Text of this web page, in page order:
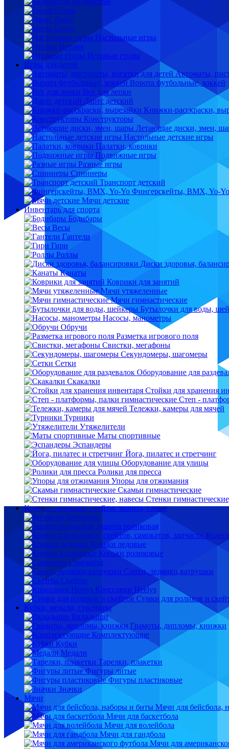
Гольф
Дартс
Бочча
Настольные игры
Петанк
Игровые столы
Игры для детей
Автоматы,
Ворота футбольные, хоккей
Все для лепки
Дартс детский
Книжки-расскраски,
Конструкторы
Летающие диски, змеи,
Настольные детские игры
Палатки, коврики
Подвижные игры
Разные игры
Спиннеры
Транспорт детский
Фингерскейты, BMX, Yo-Yo
Мячи детские
Инвентарь для спорта
Бодибары
Весы
Гантели
Гири
Роллы
Диски здоровья,
Канаты
Коврики для занятий
Мячи утяжеленные
Мячи гимнастические
Бутылочки для воды,
Насосы, манометры
Обручи
Разметка игрового поля
Свистки, мегафоны
Секундомеры, шагомеры
Сетки
Оборудование для
Скакалки
Стойки для хранения
Степ -
Тележки, камеры для мячей
Турники
Утяжелители
Маты спортивные
Эспандеры
Йога, пилатес и стретчинг
Оборудование для улицы
Ролики для пресса
Упоры для отжимания
Скамьи гимнастические
Стенки
Коньки. самокаты. скейты. защита, санки
Беговелы
Защита роликовая
Коньки ледовые
Коньки роликовые
Самокаты
Санки, ледянки,ватрушки
Скейты
Кроссовки Heelys
Сумки для роликов и
Кубки, медали, сувениры
Вкладыши
Грамоты, дипломы, книжки
Комплектующие
Кубки
Медали
Тарелки, плакетки
Фигуры литые
Фигуры пластиковые
Значки
Мячи
Мячи для бейсбола,
Мячи для баскетбола
Мячи для волейбола
Мячи для гандбола
Мячи для